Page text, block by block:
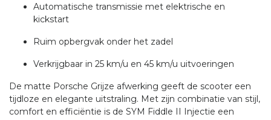
Automatische transmissie met elektrische en
kickstart
Ruim opbergvak onder het zadel
Verkrijgbaar in 25 km/u en 45 km/u uitvoeringen
De matte Porsche Grijze afwerking geeft de scooter een
tijdloze en elegante uitstraling. Met zijn combinatie van stijl,
comfort en efficiëntie is de SYM Fiddle II Injectie een